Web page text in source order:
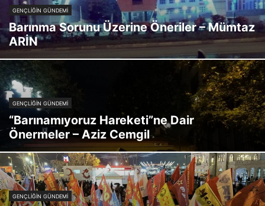
GENÇLIĞIN GÜNDEMI
Barınma Sorunu Üzerine Öneriler – Mümtaz
ARİN
GENÇLIĞIN GÜNDEMI
“Barınamıyoruz Hareketi”ne Dair
Önermeler – Aziz Cemgil
GENÇLIĞIN GÜNDEMI